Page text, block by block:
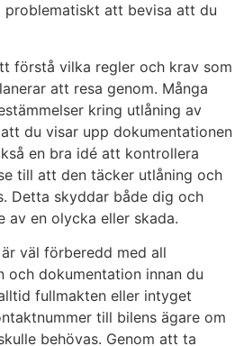
att bevisa att du
förstå vilka regler och krav som
att resa genom. Många
kring utlåning av
du visar upp dokumentationen
en bra idé att kontrollera
till att den täcker utlåning och
Detta skyddar både dig och
av en olycka eller skada.
väl förberedd med all
och dokumentation innan du
fullmakten eller intyget
till bilens ägare om
behövas. Genom att ta